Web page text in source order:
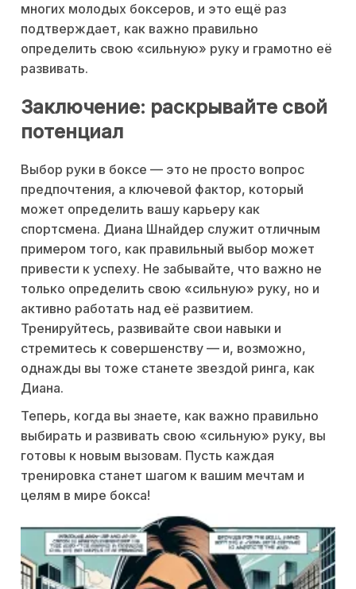
многих молодых боксеров, и это ещё раз
подтверждает, как важно правильно
определить свою «сильную» руку и грамотно её
развивать.
Заключение: раскрывайте свой
потенциал
Выбор руки в боксе — это не просто вопрос
предпочтения, а ключевой фактор, который
может определить вашу карьеру как
спортсмена. Диана Шнайдер служит отличным
примером того, как правильный выбор может
привести к успеху. Не забывайте, что важно не
только определить свою «сильную» руку, но и
активно работать над её развитием.
Тренируйтесь, развивайте свои навыки и
стремитесь к совершенству — и, возможно,
однажды вы тоже станете звездой ринга, как
Диана.
Теперь, когда вы знаете, как важно правильно
выбирать и развивать свою «сильную» руку, вы
готовы к новым вызовам. Пусть каждая
тренировка станет шагом к вашим мечтам и
целям в мире бокса!